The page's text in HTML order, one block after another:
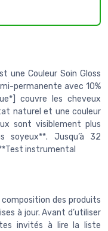
une Couleur Soin Gloss
permanente avec 10%
couvre les cheveux
naturel et une couleur
sont visiblement plus
Jusqu’à 32
instrumental
des produits
à jour. Avant d’utiliser
invités à lire la liste